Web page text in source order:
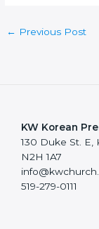
← Previous Post
KW Korean
130 Duke St. E,
N2H 1A7
519-279-0111